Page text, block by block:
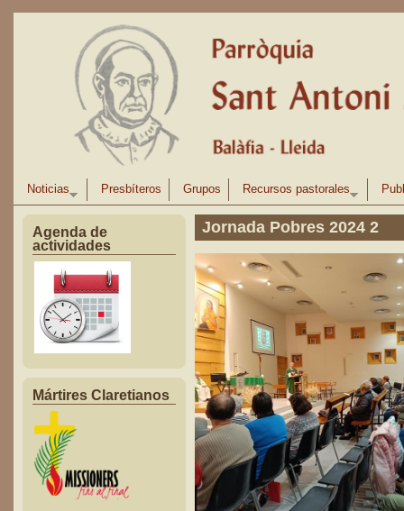
Pasar al contenido principal
Noticias Presbíteros Grupos Recursos pastorales
Agenda de
actividades
Mártires Claretianos
Jornada Pobres 2024 2